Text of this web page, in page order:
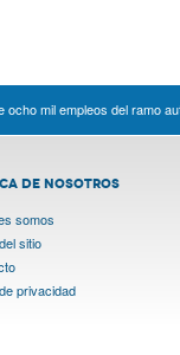
ocho mil empleos del ramo
DE NOSOTROS
somos
sitio
privacidad